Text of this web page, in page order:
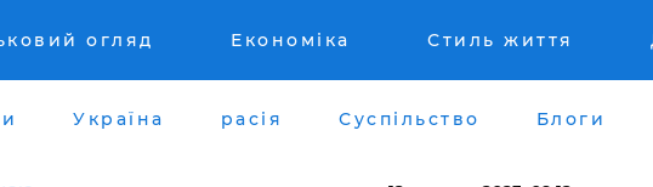
огляд Економіка Стиль життя
Україна расія Суспільство Блоги